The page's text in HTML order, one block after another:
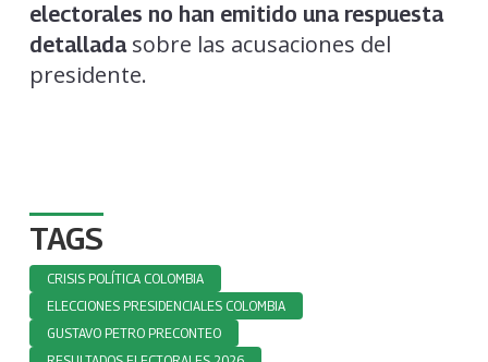
electorales no han emitido una respuesta
detalladasobre las acusaciones del
presidente.
TAGS
CRISIS POLÍTICA COLOMBIA
ELECCIONES PRESIDENCIALES COLOMBIA
GUSTAVO PETRO PRECONTEO